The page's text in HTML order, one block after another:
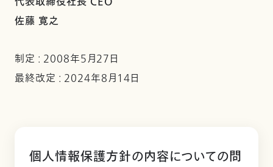
佐藤 寛之
制定 : 2008年5月27日
最終改定 : 2024年8月14日
個人情報保護方針の内容についての問